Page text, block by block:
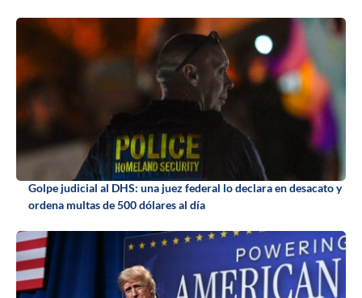
Golpe judicial al DHS: una juez federal lo declara en desacato y
ordena multas de 500 dólares al día